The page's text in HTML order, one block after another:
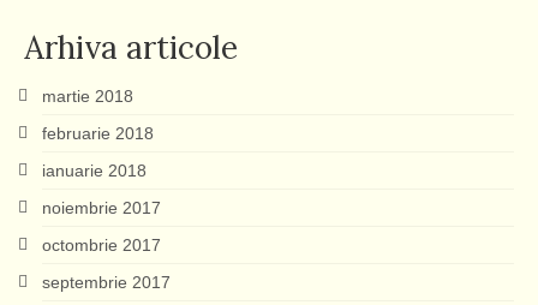
Arhiva articole
martie 2018
februarie 2018
ianuarie 2018
noiembrie 2017
octombrie 2017
septembrie 2017